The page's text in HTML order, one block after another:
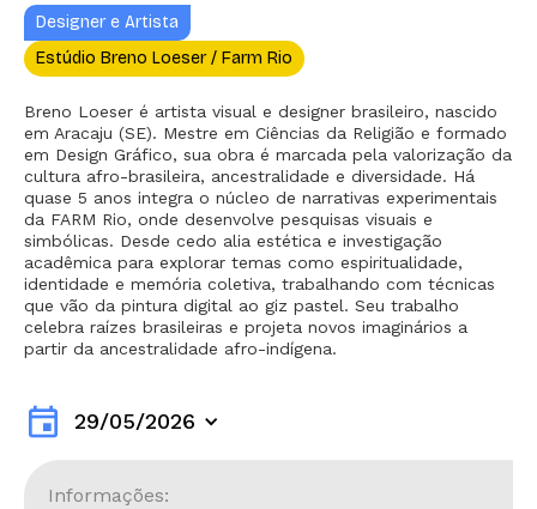
Designer e Artista
Estúdio Breno Loeser / Farm Rio
Breno Loeser é artista visual e designer brasileiro, nascido
em Aracaju (SE). Mestre em Ciências da Religião e formado
em Design Gráfico, sua obra é marcada pela valorização da
cultura afro-brasileira, ancestralidade e diversidade. Há
quase 5 anos integra o núcleo de narrativas experimentais
da FARM Rio, onde desenvolve pesquisas visuais e
simbólicas. Desde cedo alia estética e investigação
acadêmica para explorar temas como espiritualidade,
identidade e memória coletiva, trabalhando com técnicas
que vão da pintura digital ao giz pastel. Seu trabalho
celebra raízes brasileiras e projeta novos imaginários a
partir da ancestralidade afro-indígena.
event 29/05/2026
Informações: